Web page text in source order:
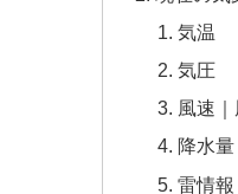
気温
気圧
風速
降水量
雷情報